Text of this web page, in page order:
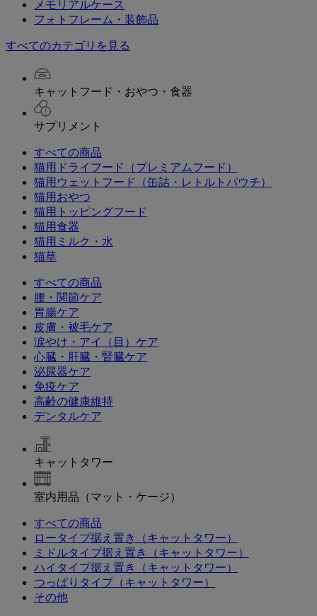
メモリアルケース
フォトフレーム・装飾品
すべてのカテゴリを見る
キャットフード・おやつ・食器
サプリメント
すべての商品
猫用ドライフード（プレミアムフード）
猫用ウェットフード（缶詰・レトルトパウチ）
猫用おやつ
猫用トッピングフード
猫用食器
猫用ミルク・水
猫草
すべての商品
腰・関節ケア
胃腸ケア
皮膚・被毛ケア
涙やけ・アイ（目）ケア
心臓・肝臓・腎臓ケア
泌尿器ケア
免疫ケア
高齢の健康維持
デンタルケア
キャットタワー
室内用品（マット・ケージ）
すべての商品
ロータイプ据え置き（キャットタワー）
ミドルタイプ据え置き（キャットタワー）
ハイタイプ据え置き（キャットタワー）
つっぱりタイプ（キャットタワー）
その他